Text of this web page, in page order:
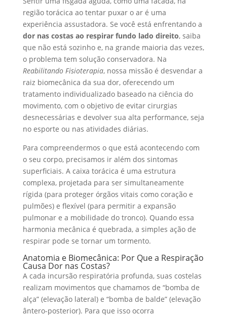
região torácica ao tentar puxar o ar é uma
experiência assustadora. Se você está enfrentando a
dor nas costas ao respirar fundo lado direito, saiba
que não está sozinho e, na grande maioria das vezes,
o problema tem solução conservadora. Na
Reabilitando Fisioterapia, nossa missão é desvendar a
raiz biomecânica da sua dor, oferecendo um
tratamento individualizado baseado na ciência do
movimento, com o objetivo de evitar cirurgias
desnecessárias e devolver sua alta performance, seja
no esporte ou nas atividades diárias.
Para compreendermos o que está acontecendo com
o seu corpo, precisamos ir além dos sintomas
superficiais. A caixa torácica é uma estrutura
complexa, projetada para ser simultaneamente
rígida (para proteger órgãos vitais como coração e
pulmões) e flexível (para permitir a expansão
pulmonar e a mobilidade do tronco). Quando essa
harmonia mecânica é quebrada, a simples ação de
respirar pode se tornar um tormento.
Anatomia e Biomecânica: Por Que a Respiração
Causa Dor nas Costas?
A cada incursão respiratória profunda, suas costelas
realizam movimentos que chamamos de “bomba de
alça” (elevação lateral) e “bomba de balde” (elevação
ântero-posterior). Para que isso ocorra